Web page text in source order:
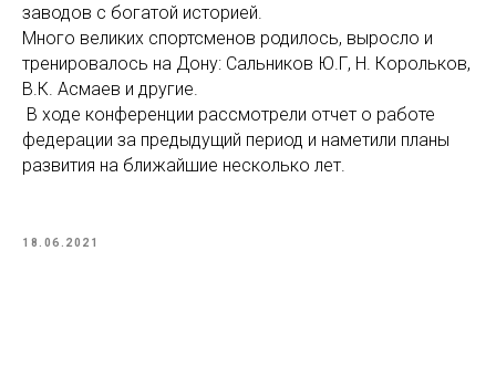
заводов с богатой историей.
Много великих спортсменов родилось, выросло и
тренировалось на Дону: Сальников Ю.Г, Н. Корольков,
В.К. Асмаев и другие.
В ходе конференции рассмотрели отчет о работе
федерации за предыдущий период и наметили планы
развития на ближайшие несколько лет.
18.06.2021